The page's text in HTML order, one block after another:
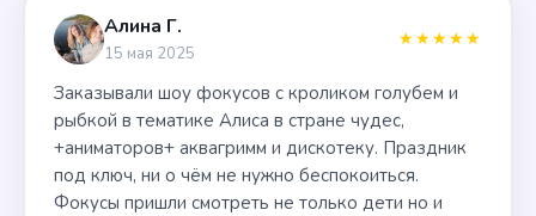
Алина Г.
15 мая 2025
★★★★★
Заказывали шоу фокусов с кроликом голубем и
рыбкой в тематике Алиса в стране чудес,
+аниматоров+ аквагримм и дискотеку. Праздник
под ключ, ни о чём не нужно беспокоиться.
Фокусы пришли смотреть не только дети но и